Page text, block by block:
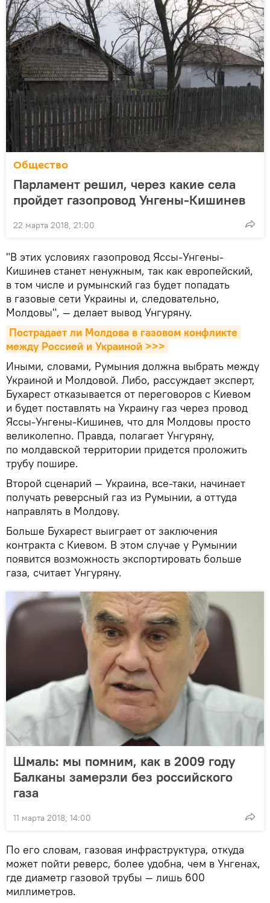
Общество
Парламент решил, через какие села
пройдет газопровод Унгены-Кишинев
22 марта 2018, 21:00
"В этих условиях газопровод Яссы-Унгены-
Кишинев станет ненужным, так как европейский,
в том числе и румынский газ будет попадать
в газовые сети Украины и, следовательно,
Молдовы", — делает вывод Унгуряну.
Пострадает ли Молдова в газовом конфликте
между Россией и Украиной >>>
Иными, словами, Румыния должна выбрать между
Украиной и Молдовой. Либо, рассуждает эксперт,
Бухарест отказывается от переговоров с Киевом
и будет поставлять на Украину газ через провод
Яссы-Унгены-Кишинев, что для Молдовы просто
великолепно. Правда, полагает Унгуряну,
по молдавской территории придется проложить
трубу пошире.
Второй сценарий — Украина, все-таки, начинает
получать реверсный газ из Румынии, а оттуда
направлять в Молдову.
Больше Бухарест выиграет от заключения
контракта с Киевом. В этом случае у Румынии
появится возможность экспортировать больше
газа, считает Унгуряну.
Шмаль: мы помним, как в 2009 году
Балканы замерзли без российского
газа
11 марта 2018, 14:00
По его словам, газовая инфраструктура, откуда
может пойти реверс, более удобна, чем в Унгенах,
где диаметр газовой трубы — лишь 600
миллиметров.